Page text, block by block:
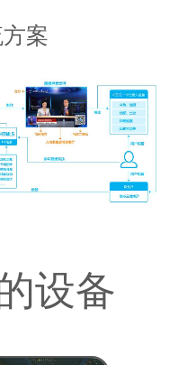
案
设备